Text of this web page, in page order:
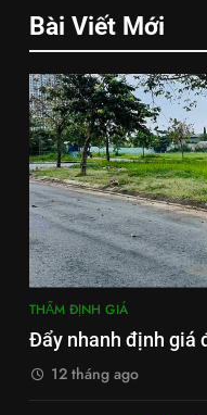
Bài Viết Mới
THẨM ĐỊNH GIÁ
Đẩy nhanh định giá
12 tháng ago